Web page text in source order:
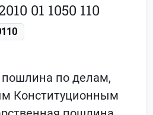
01 1050 110
пошлина по делам,
Конституционным